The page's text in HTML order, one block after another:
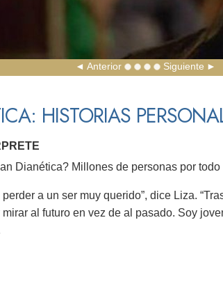
Anterior Siguiente
HISTORIAS
Dianética? Millones de personas por
perder a un ser muy querido”, dice Liza.
al futuro en vez de al pasado. Soy